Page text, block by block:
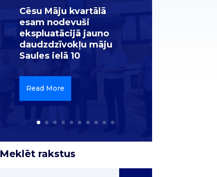
Cēsu Māju kvartālā
esam nodevuši
ekspluatācijā jauno
daudzdzīvokļu māju
Saules ielā 10
Read More
Meklēt rakstus